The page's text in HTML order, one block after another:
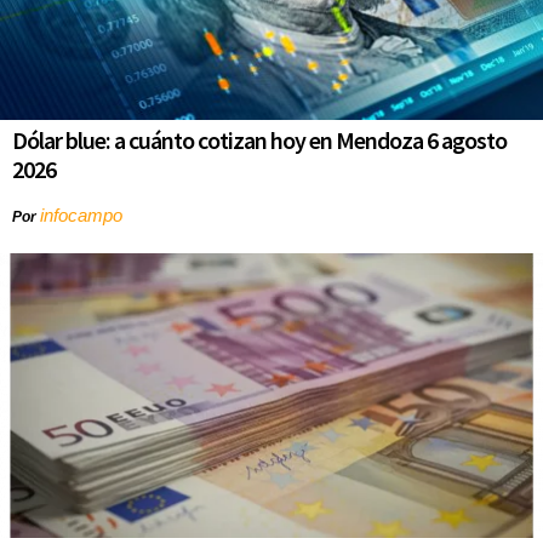
Dólar blue: a cuánto cotizan hoy en Mendoza 6 agosto
2026
Porinfocampo